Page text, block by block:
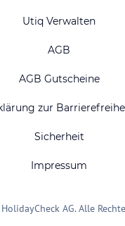
Utiq Verwalten
AGB
AGB Gutscheine
zur
Sicherheit
Impressum
AG. Alle